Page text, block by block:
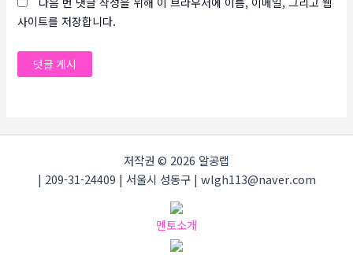
사이트를 저장합니다.
저작권 © 2026 알공랩
| 209-31-24409 | 서울시 성동구 | wlgh113@naver.com
멘토소개